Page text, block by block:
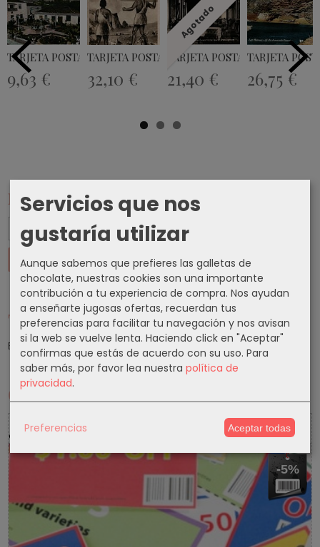
Marcas
Tu Carrito (0)
El carrito de la compra está vacío
Cupones
-5%
TARJETA POSTAL TENERIFE PUERTO DE LA...
9,63 €
TARJETA POSTAL
32,10 €
Agotado
TARJETA POSTAL GRAN
21,40 €
TARJETA
26,75 €
Servicios que nos
gustaría utilizar
Aunque sabemos que prefieres las galletas de
chocolate, nuestras cookies son una importante
contribución a tu experiencia de compra. Nos ayudan
a enseñarte jugosas ofertas, recuerdan tus
preferencias para facilitar tu navegación y nos avisan
si la web se vuelve lenta. Haciendo click en "Aceptar"
confirmas que estás de acuerdo con su uso. Para
saber más, por favor lea nuestra política de
privacidad.
Preferencias Aceptar todas